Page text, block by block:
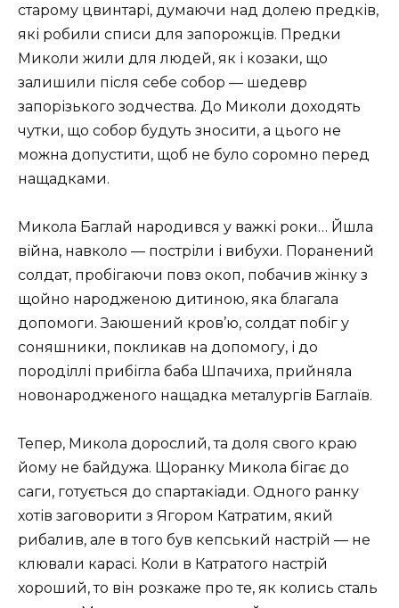
старому цвинтарі, думаючи над долею предків,
які робили списи для запорожців. Предки
Миколи жили для людей, як і козаки, що
залишили після себе собор — шедевр
запорізького зодчества. До Миколи доходять
чутки, що собор будуть зносити, а цього не
можна допустити, щоб не було соромно перед
нащадками.
Микола Баглай народився у важкі роки… Йшла
війна, навколо — постріли і вибухи. Поранений
солдат, пробігаючи повз окоп, побачив жінку з
щойно народженою дитиною, яка благала
допомоги. Заюшений кров’ю, солдат побіг у
соняшники, покликав на допомогу, і до
породіллі прибігла баба Шпачиха, прийняла
новонародженого нащадка металургів Баглаїв.
Тепер, Микола дорослий, та доля свого краю
йому не байдужа. Щоранку Микола бігає до
саги, готується до спартакіади. Одного ранку
хотів заговорити з Ягором Катратим, який
рибалив, але в того був кепський настрій — не
клювали карасі. Коли в Катратого настрій
хороший, то він розкаже про те, як колись сталь